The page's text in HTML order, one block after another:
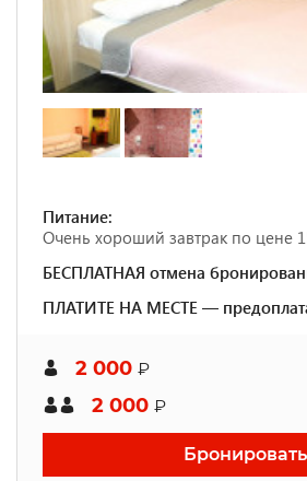
Питание:
Очень хороший завтрак по цене
БЕСПЛАТНАЯ отмена
ПЛАТИТЕ НА МЕСТЕ —
2 000 ₽
2 000 ₽
Бронировать